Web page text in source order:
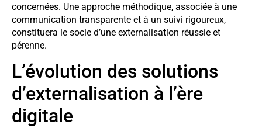
concernées. Une approche méthodique, associée à une
communication transparente et à un suivi rigoureux,
constituera le socle d’une externalisation réussie et
pérenne.
L’évolution des solutions
d’externalisation à l’ère
digitale